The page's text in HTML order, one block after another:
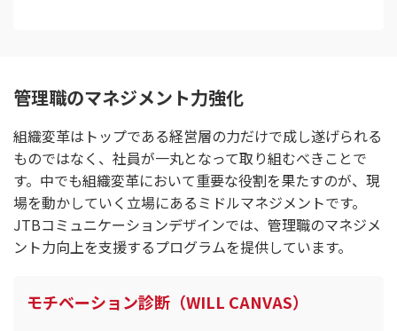
管理職のマネジメント力強化
組織変革はトップである経営層の力だけで成し遂げられる
ものではなく、社員が一丸となって取り組むべきことで
す。中でも組織変革において重要な役割を果たすのが、現
場を動かしていく立場にあるミドルマネジメントです。
JTBコミュニケーションデザインでは、管理職のマネジメ
ント力向上を支援するプログラムを提供しています。
モチベーション診断（WILL CANVAS）